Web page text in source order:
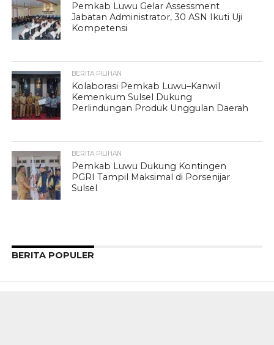
Pemkab Luwu Gelar Assessment
Jabatan Administrator, 30 ASN Ikuti Uji
Kompetensi
BERITA PILIHAN
Kolaborasi Pemkab Luwu–Kanwil
Kemenkum Sulsel Dukung
Perlindungan Produk Unggulan Daerah
BERITA PILIHAN
Pemkab Luwu Dukung Kontingen
PGRI Tampil Maksimal di Porsenijar
Sulsel
BERITA POPULER